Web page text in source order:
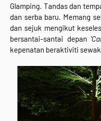
Glamping. Tandas dan
dan serba baru. Memang
dan sejuk mengikut
bersantai-santai depan
kepenatan beraktiviti